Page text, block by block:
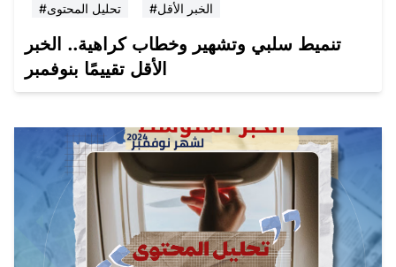
#تحليل المحتوى #الخبر الأقل
تنميط سلبي وتشهير وخطاب كراهية.. الخبر
الأقل تقييمًا بنوفمبر